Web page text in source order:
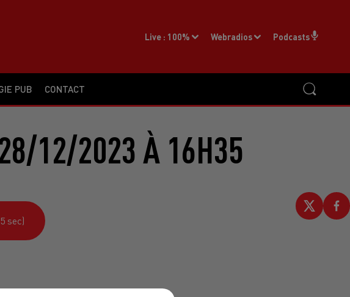
PUB CONTACT
Live : 100% Webradios Podcasts
12/2023 À 16H35
sec)